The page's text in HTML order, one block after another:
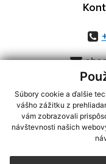
Súbory cookie a ďalšie
vášho zážitku z
vám zobrazovali
návštevnosti našich
využite možnosť
CMS systém (redakčný)